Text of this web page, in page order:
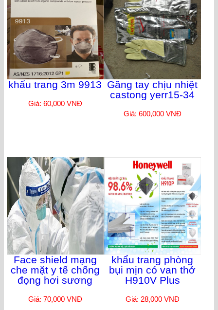
khẩu trang 3m 9913
Giá: 60,000 VNĐ
Găng tay chịu nhiệt
castong yerr15-34
Giá: 600,000 VNĐ
Face shield mạng
che mặt y tế chống
đọng hơi sương
Giá: 70,000 VNĐ
khẩu trang phòng
bụi mịn có van thở
H910V Plus
Giá: 28,000 VNĐ